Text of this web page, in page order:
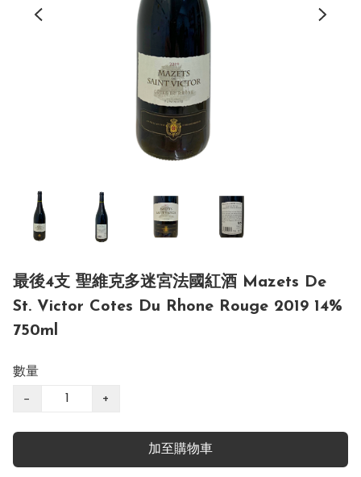
最後4支 聖維克多迷宮法國紅酒 Mazets De
St. Victor Cotes Du Rhone Rouge 2019 14%
750ml
數量
− +
加至購物車